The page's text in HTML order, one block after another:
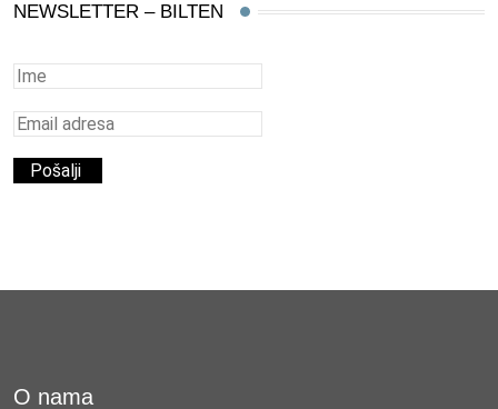
NEWSLETTER – BILTEN
O nama